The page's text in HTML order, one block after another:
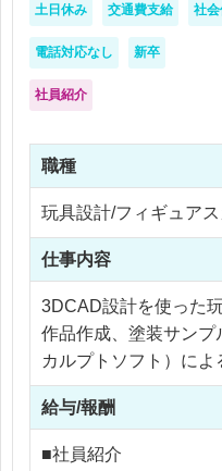
土日休み 交通費支給 社
電話対応なし 新卒
社員紹介
職種
玩具設計/フィギュア
仕事内容
3DCAD設計を使った
作品作成、塗装サンプ
カルプトソフト）によ
給与/報酬
■社員紹介